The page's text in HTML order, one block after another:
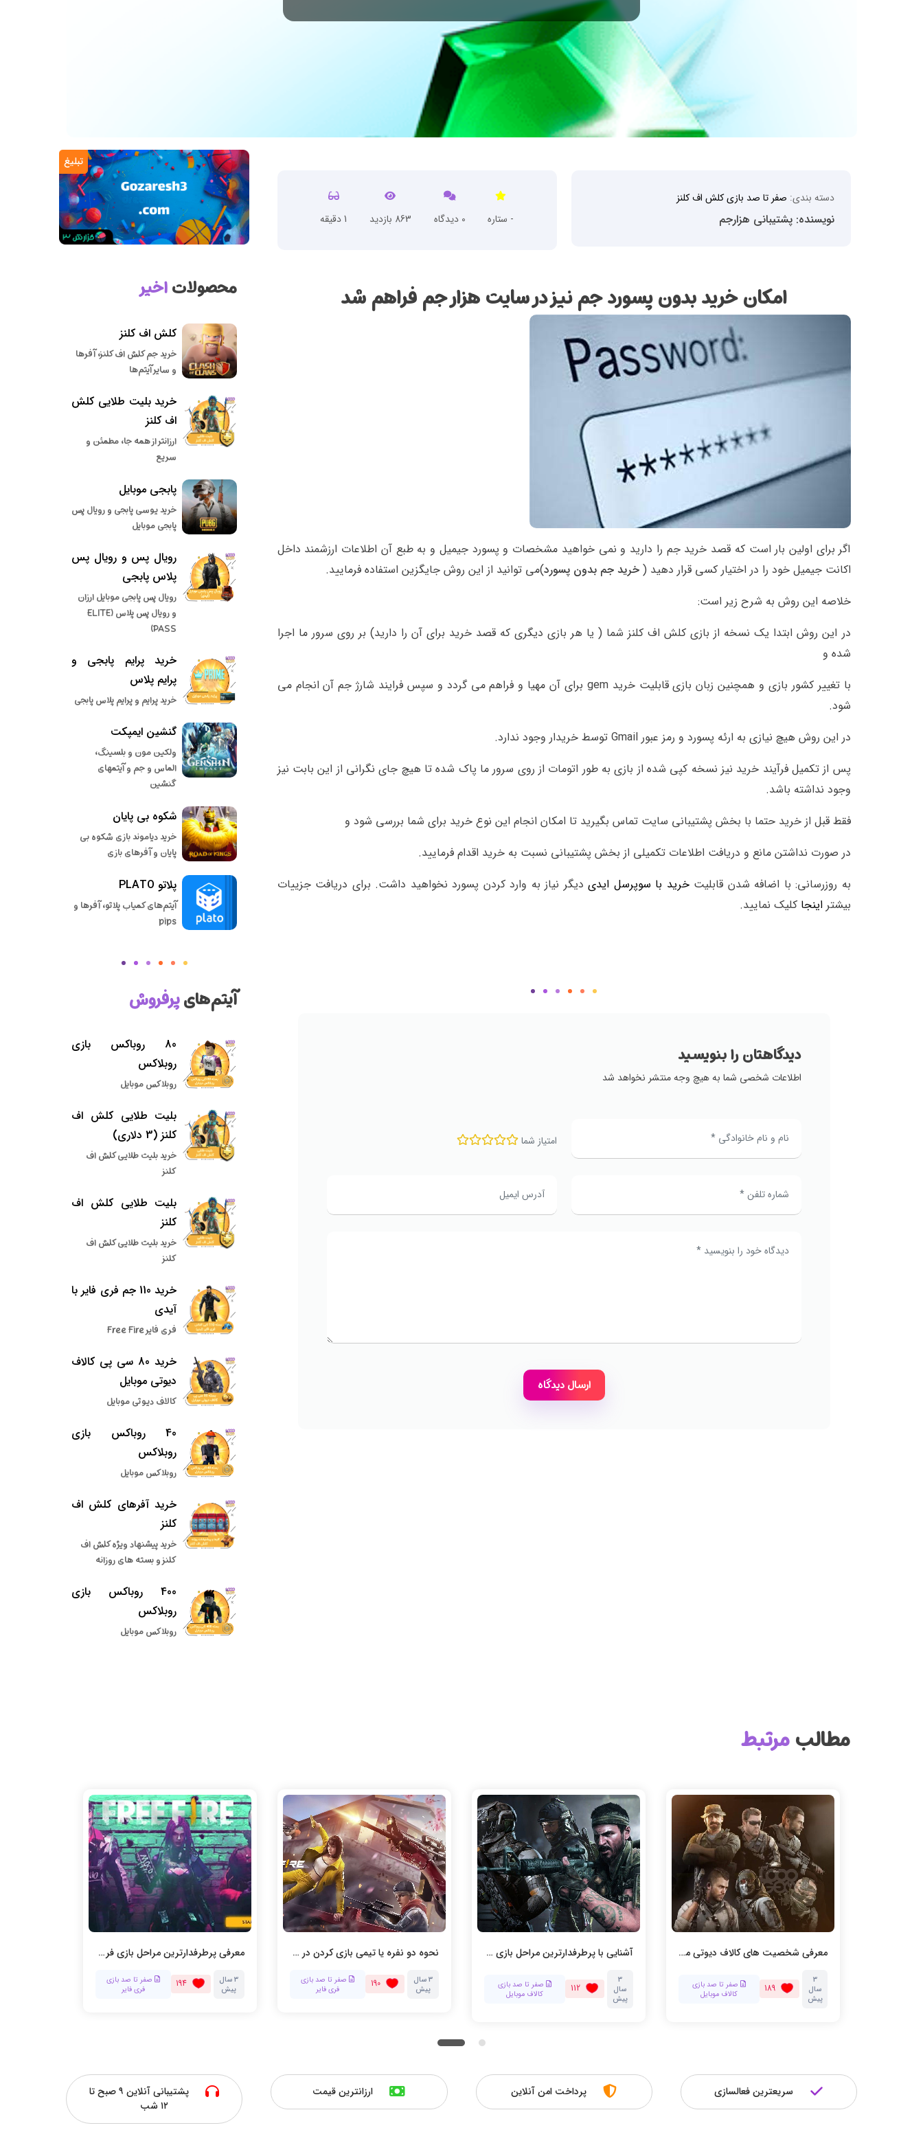
دسته بندی: صفر تا صد بازی کلش اف کلنز
نویسنده: پشتیبانی هزارجم - ستاره 0 دیدگاه 863 بازدید 1 دقیقه
امکان خرید بدون پسورد جم نیز در سایت هزار جم فراهم شد
اگر برای اولین بار است که قصد خرید جم را دارید و نمی خواهید مشخصات و پسورد جیمیل و به طبع آن اطلاعات ارزشمند داخل
اکانت جیمیل خود را در اختیار کسی قرار دهید (خرید جم بدون پسورد)می توانید از این روش جایگزین استفاده فرمایید.
خلاصه این روش به شرح زیر است:
در این روش ابتدا یک نسخه از بازی کلش اف کلنز شما ( یا هر بازی دیگری که قصد خرید برای آن را دارید) بر روی سرور ما اجرا
شده و
با تغییر کشور بازی و همچنین زبان بازی قابلیت خرید gem برای آن مهیا و فراهم می گردد و سپس فرایند شارژ جم آن انجام می
شود.
در این روش هیچ نیازی به ارئه پسورد و رمز عبور Gmail توسط خریدار وجود ندارد.
پس از تکمیل فرآیند خرید نیز نسخه کپی شده از بازی به طور اتومات از روی سرور ما پاک شده تا هیچ جای نگرانی از این بابت نیز
وجود نداشته باشد.
فقط قبل از خرید حتما با بخش پشتیبانی سایت تماس بگیرید تا امکان انجام این نوع خرید برای شما بررسی شود و
در صورت نداشتن مانع و دریافت اطلاعات تکمیلی از بخش پشتیبانی نسبت به خرید اقدام فرمایید.
به روزرسانی: با اضافه شدن قابلیتخرید با سوپرسل ایدیدیگر نیاز به وارد کردن پسورد نخواهید داشت. برای دریافت جزییات
بیشتراینجا کلیک نمایید.
دیدگاهتان را بنویسید
اطلاعات شخصی شما به هیچ وجه منتشر نخواهد شد
امتیاز شما
تبلیغ
محصولاتاخیر
کلش اف کلنز
خرید جم کلش اف کلنز، آفرها
و سایر آیتم‌ها
خرید بلیت طلایی کلش
اف کلنز
ارزانتر از همه جا، مطمئن و
سریع
پابجی موبایل
خرید یوسی پابجی و رویال پس
پابجی موبایل
رویال پس و رویال پس
پلاس پابجی
رویال پس پابجی موبایل ارزان
و رویال پس پلاس (ELITE
PASS)
خرید پرایم پابجی و
پرایم پلاس
خرید پرایم و پرایم پلاس پابجی
گنشین ایمپکت
ولکین مون و بلسینگ،
الماس و جم و آیتمهای
گنشین
شکوه بی پایان
خرید دیاموند بازی شکوه بی
پایان و آفرهای بازی
پلاتو PLATO
آیتم‌های کمیاب پلاتو، آفرها و
pips
آیتم‌هایپرفروش
80 روباکس بازی
روبلاکس
روبلاکس موبایل
بلیت طلایی کلش اف
کلنز (3 دلاری)
خرید بلیت طلایی کلش اف
کلنز
بلیت طلایی کلش اف
کلنز
خرید بلیت طلایی کلش اف
کلنز
خرید 110 جم فری فایر با
آیدی
فری فایر Free Fire
خرید 80 سی پی کالاف
دیوتی موبایل
کالاف دیوتی موبایل
40 روباکس بازی
روبلاکس
روبلاکس موبایل
خرید آفرهای کلش اف
کلنز
خرید پیشنهاد ویژه کلش اف
کلنز و بسته های روزانه
400 روباکس بازی
روبلاکس
روبلاکس موبایل
مطالبمرتبط
معرفی پرطرفدارترین مراحل بازی فری فایر
3 سال
پیش
194
صفر تا صد بازی
فری فایر
نحوه دو نفره یا تیمی بازی کردن در فری فایر
3 سال
پیش
190
صفر تا صد بازی
فری فایر
آشنایی با پرطرفدارترین مراحل بازی کالاف دیوتی
3
سال
پیش
112
صفر تا صد بازی
کالاف موبایل
معرفی شخصیت های کالاف دیوتی موبایل
3
سال
پیش
189
صفر تا صد بازی
کالاف موبایل
سریعترین فعالسازی پرداخت امن آنلاین ارزانترین قیمت
پشتیبانی آنلاین ۹ صبح تا
۱۲ شب